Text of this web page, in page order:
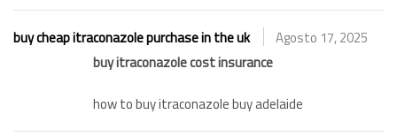
buy cheap itraconazole purchase in the uk
Agosto 17, 2025
buy itraconazole cost insurance
how to buy itraconazole buy adelaide